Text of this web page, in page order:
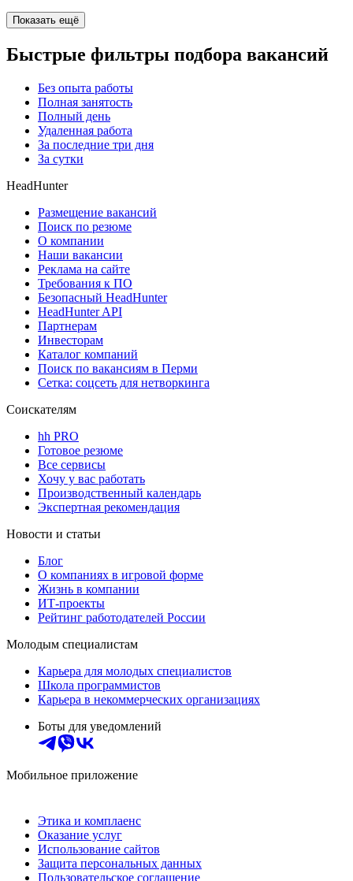
Показать ещё
Быстрые фильтры подбора вакансий
Без опыта работы
Полная занятость
Полный день
Удаленная работа
За последние три дня
За сутки
HeadHunter
Размещение вакансий
Поиск по резюме
О компании
Наши вакансии
Реклама на сайте
Требования к ПО
Безопасный HeadHunter
HeadHunter API
Партнерам
Инвесторам
Каталог компаний
Поиск по вакансиям в Перми
Сетка: соцсеть для нетворкинга
Соискателям
hh PRO
Готовое резюме
Все сервисы
Хочу у вас работать
Производственный календарь
Экспертная рекомендация
Новости и статьи
Блог
О компаниях в игровой форме
Жизнь в компании
ИТ-проекты
Рейтинг работодателей России
Молодым специалистам
Карьера для молодых специалистов
Школа программистов
Карьера в некоммерческих организациях
Боты для уведомлений
Мобильное приложение
Этика и комплаенс
Оказание услуг
Использование сайтов
Защита персональных данных
Пользовательское соглашение